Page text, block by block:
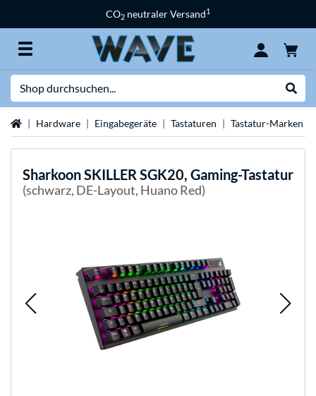
CO2 neutraler Versand1
StartseiteHardware Eingabegeräte Tastaturen Tastatur-Marken
SharkoonSKILLER SGK20, Gaming-Tastatur
(schwarz, DE-Layout, Huano Red)